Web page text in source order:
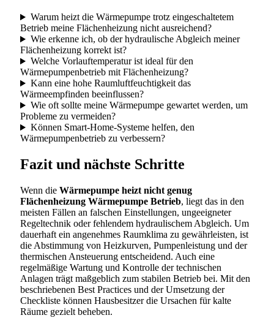
Warum heizt die Wärmepumpe trotz eingeschaltetem
Betrieb meine Flächenheizung nicht ausreichend?
Wie erkenne ich, ob der hydraulische Abgleich meiner
Flächenheizung korrekt ist?
Welche Vorlauftemperatur ist ideal für den
Wärmepumpenbetrieb mit Flächenheizung?
Kann eine hohe Raumluftfeuchtigkeit das
Wärmeempfinden beeinflussen?
Wie oft sollte meine Wärmepumpe gewartet werden, um
Probleme zu vermeiden?
Können Smart-Home-Systeme helfen, den
Wärmepumpenbetrieb zu verbessern?
Fazit und nächste Schritte
Wenn die Wärmepumpe heizt nicht genug
Flächenheizung Wärmepumpe Betrieb, liegt das in den
meisten Fällen an falschen Einstellungen, ungeeigneter
Regeltechnik oder fehlendem hydraulischem Abgleich. Um
dauerhaft ein angenehmes Raumklima zu gewährleisten, ist
die Abstimmung von Heizkurven, Pumpenleistung und der
thermischen Ansteuerung entscheidend. Auch eine
regelmäßige Wartung und Kontrolle der technischen
Anlagen trägt maßgeblich zum stabilen Betrieb bei. Mit den
beschriebenen Best Practices und der Umsetzung der
Checkliste können Hausbesitzer die Ursachen für kalte
Räume gezielt beheben.